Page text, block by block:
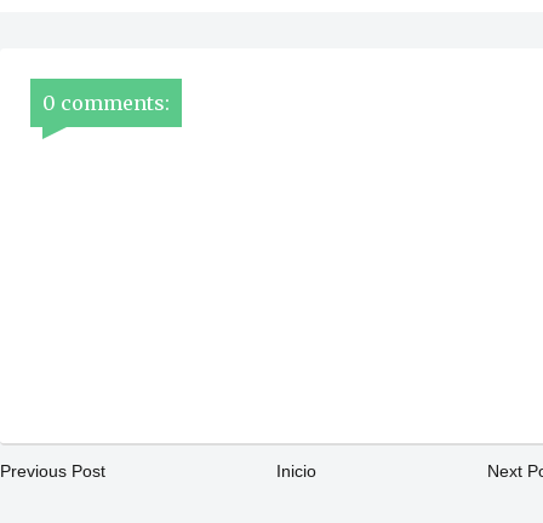
0 comments:
Previous Post Inicio Next